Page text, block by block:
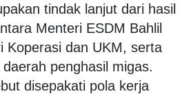
tindak lanjut dari hasil
Menteri ESDM Bahlil
Koperasi dan UKM, serta
penghasil migas.
disepakati pola kerja